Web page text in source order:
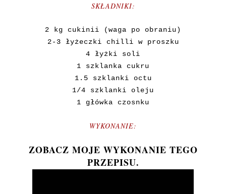
SKŁADNIKI:
2 kg cukinii (waga po obraniu)
2-3 łyżeczki chilli w proszku
4 łyżki soli
1 szklanka cukru
1.5 szklanki octu
1/4 szklanki oleju
1 główka czosnku
WYKONANIE:
ZOBACZ MOJE WYKONANIE TEGO
PRZEPISU.